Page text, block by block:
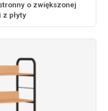
o zwiększonej
z płyty